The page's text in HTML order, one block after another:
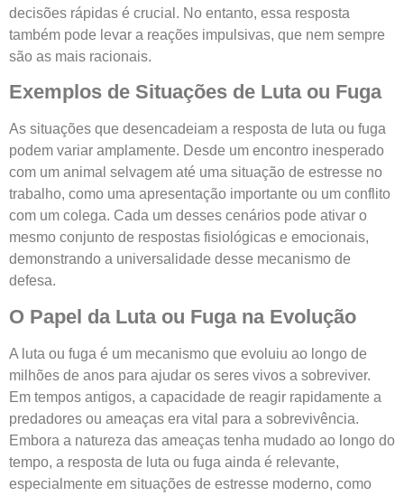
decisões rápidas é crucial. No entanto, essa resposta
também pode levar a reações impulsivas, que nem sempre
são as mais racionais.
Exemplos de Situações de Luta ou Fuga
As situações que desencadeiam a resposta de luta ou fuga
podem variar amplamente. Desde um encontro inesperado
com um animal selvagem até uma situação de estresse no
trabalho, como uma apresentação importante ou um conflito
com um colega. Cada um desses cenários pode ativar o
mesmo conjunto de respostas fisiológicas e emocionais,
demonstrando a universalidade desse mecanismo de
defesa.
O Papel da Luta ou Fuga na Evolução
A luta ou fuga é um mecanismo que evoluiu ao longo de
milhões de anos para ajudar os seres vivos a sobreviver.
Em tempos antigos, a capacidade de reagir rapidamente a
predadores ou ameaças era vital para a sobrevivência.
Embora a natureza das ameaças tenha mudado ao longo do
tempo, a resposta de luta ou fuga ainda é relevante,
especialmente em situações de estresse moderno, como